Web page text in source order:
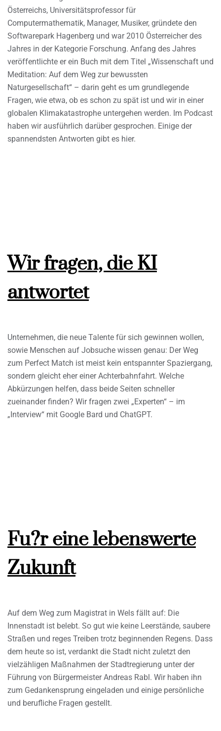
Österreichs, Universitätsprofessor für
Computermathematik, Manager, Musiker, gründete den
Softwarepark Hagenberg und war 2010 Österreicher des
Jahres in der Kategorie Forschung. Anfang des Jahres
veröffentlichte er ein Buch mit dem Titel „Wissenschaft und
Meditation: Auf dem Weg zur bewussten
Naturgesellschaft“ – darin geht es um grundlegende
Fragen, wie etwa, ob es schon zu spät ist und wir in einer
globalen Klimakatastrophe untergehen werden. Im Podcast
haben wir ausführlich darüber gesprochen. Einige der
spannendsten Antworten gibt es hier.
Wir fragen, die KI
antwortet
Unternehmen, die neue Talente für sich gewinnen wollen,
sowie Menschen auf Jobsuche wissen genau: Der Weg
zum Perfect Match ist meist kein entspannter Spaziergang,
sondern gleicht eher einer Achterbahnfahrt. Welche
Abkürzungen helfen, dass beide Seiten schneller
zueinander finden? Wir fragen zwei „Experten“ – im
„Interview“ mit Google Bard und ChatGPT.
Fu?r eine lebenswerte
Zukunft
Auf dem Weg zum Magistrat in Wels fällt auf: Die
Innenstadt ist belebt. So gut wie keine Leerstände, saubere
Straßen und reges Treiben trotz beginnenden Regens. Dass
dem heute so ist, verdankt die Stadt nicht zuletzt den
vielzähligen Maßnahmen der Stadtregierung unter der
Führung von Bürgermeister Andreas Rabl. Wir haben ihn
zum Gedankensprung eingeladen und einige persönliche
und berufliche Fragen gestellt.